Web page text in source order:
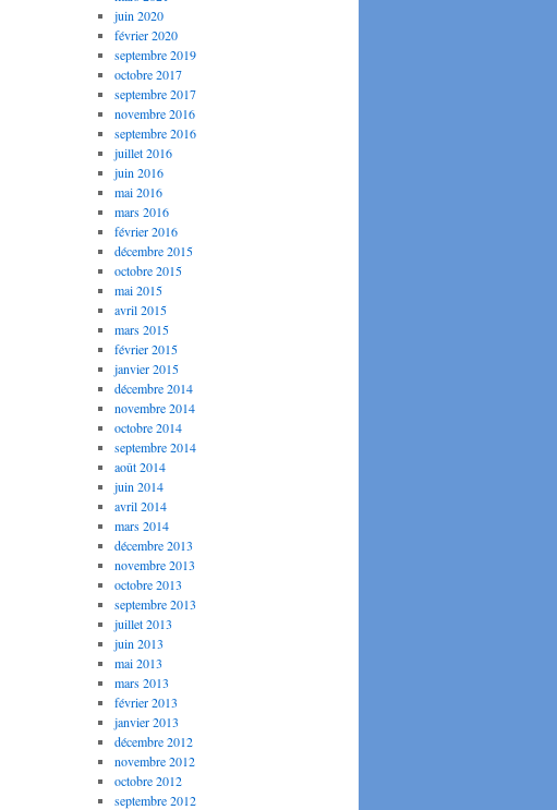
juin 2020
février 2020
septembre 2019
octobre 2017
septembre 2017
novembre 2016
septembre 2016
juillet 2016
juin 2016
mai 2016
mars 2016
février 2016
décembre 2015
octobre 2015
mai 2015
avril 2015
mars 2015
février 2015
janvier 2015
décembre 2014
novembre 2014
octobre 2014
septembre 2014
août 2014
juin 2014
avril 2014
mars 2014
décembre 2013
novembre 2013
octobre 2013
septembre 2013
juillet 2013
juin 2013
mai 2013
mars 2013
février 2013
janvier 2013
décembre 2012
novembre 2012
octobre 2012
septembre 2012